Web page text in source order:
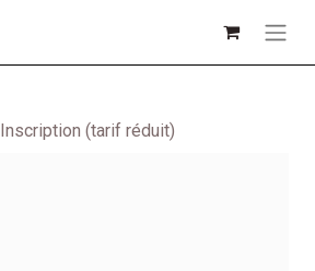
Inscription (tarif réduit)